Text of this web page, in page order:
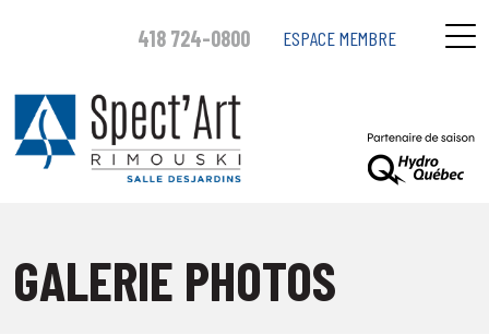
418 724-0800 ESPACE MEMBRE
GALERIE PHOTOS